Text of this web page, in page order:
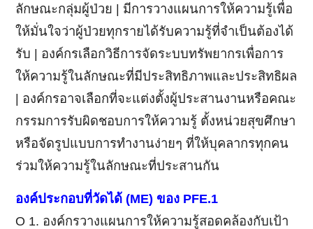
ลักษณะกลุ่มผู้ป่วย | มีการวางแผนการให้ความรู้เพื่อ
ให้มั่นใจว่าผู้ป่วยทุกรายได้รับความรู้ที่จำเป็นต้องได้
รับ | องค์กรเลือกวิธีการจัดระบบทรัพยากรเพื่อการ
ให้ความรู้ในลักษณะที่มีประสิทธิภาพและประสิทธิผล
| องค์กรอาจเลือกที่จะแต่งตั้งผู้ประสานงานหรือคณะ
กรรมการรับผิดชอบการให้ความรู้ ตั้งหน่วยสุขศึกษา
หรือจัดรูปแบบการทำงานง่ายๆ ที่ให้บุคลากรทุกคน
ร่วมให้ความรู้ในลักษณะที่ประสานกัน
องค์ประกอบที่วัดได้ (ME) ของ PFE.1
Ο 1. องค์กรวางแผนการให้ความรู้สอดคล้องกับเป้า